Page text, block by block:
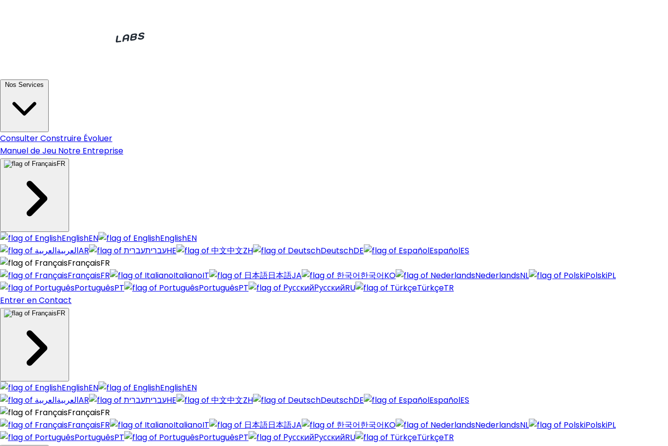
ConsulterConstruire Évoluer
Manuel de Jeu Notre Entreprise
FR
EnglishEN EnglishEN
العربيةAR עבריתHE 中文ZH DeutschDE EspañolES
FrançaisFR
FrançaisFR ItalianoIT 日本語JA 한국어KO NederlandsNL PolskiPL
PortuguêsPT PortuguêsPT РусскийRU TürkçeTR
Entrer en Contact
FR
EnglishEN EnglishEN
العربيةAR עבריתHE 中文ZH DeutschDE EspañolES
FrançaisFR
FrançaisFR ItalianoIT 日本語JA 한국어KO NederlandsNL PolskiPL
PortuguêsPT PortuguêsPT РусскийRU TürkçeTR